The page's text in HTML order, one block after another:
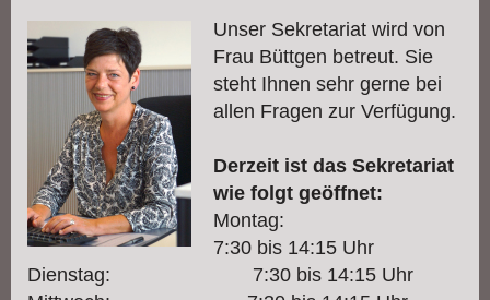
Unser Sekretariat wird von
Frau Büttgen betreut. Sie
steht Ihnen sehr gerne bei
allen Fragen zur Verfügung.
Derzeit ist das Sekretariat
wie folgt geöffnet:
Montag:
7:30 bis 14:15 Uhr
Dienstag: 7:30 bis 14:15 Uhr